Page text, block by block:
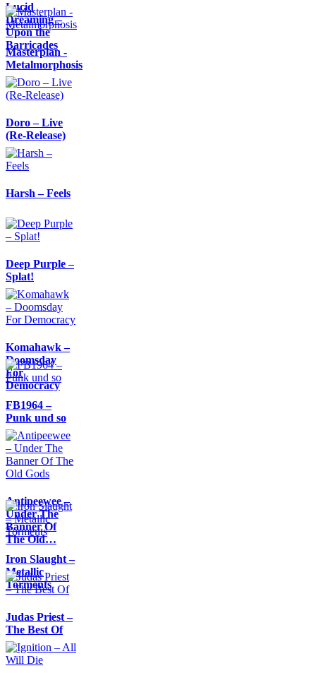
Lucid
Dreaming –
Upon the
Barricades
Masterplan -
Metalmorphosis
Doro – Live
(Re-Release)
Harsh – Feels
Deep Purple –
Splat!
Komahawk –
Doomsday
For
Democracy
FB1964 –
Punk und so
Antipeewee –
Under The
Banner Of
The Old…
Iron Slaught –
Metallic
Torments
Judas Priest –
The Best Of